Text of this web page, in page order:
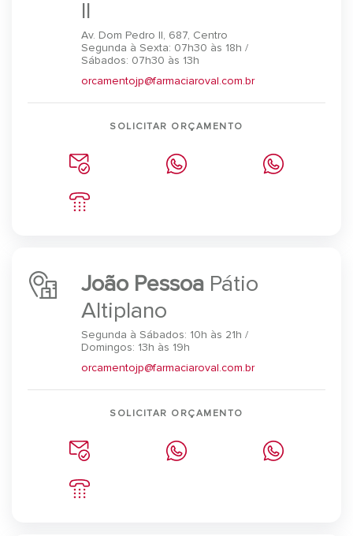
II
Av. Dom Pedro II, 687, Centro
Segunda à Sexta: 07h30 às 18h /
Sábados: 07h30 às 13h
orcamentojp@farmaciaroval.com.br
SOLICITAR ORÇAMENTO
João Pessoa Pátio
Altiplano
Segunda à Sábados: 10h às 21h /
Domingos: 13h às 19h
orcamentojp@farmaciaroval.com.br
SOLICITAR ORÇAMENTO